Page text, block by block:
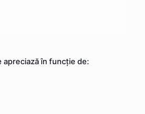
apreciază în funcție de: